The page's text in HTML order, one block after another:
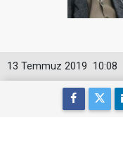
10:08
13 Temmuz 2019